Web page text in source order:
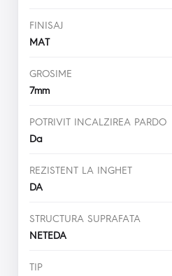
FINISAJ
MAT
GROSIME
7mm
POTRIVIT INCALZIREA PARDO
Da
REZISTENT LA INGHET
DA
STRUCTURA SUPRAFATA
NETEDA
TIP